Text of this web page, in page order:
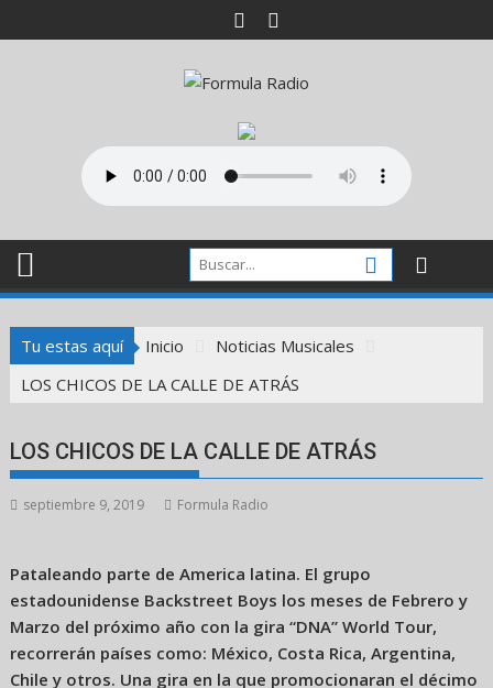
al
Tu estas aquí Inicio
Noticias Musicales
LOS CHICOS DE LA CALLE DE ATRÁS
LOS CHICOS DE LA CALLE DE ATRÁS
septiembre 9, 2019 Formula Radio
Pataleando parte de America latina. El grupo
estadounidense Backstreet Boys los meses de Febrero y
Marzo del próximo año con la gira “DNA” World Tour,
recorrerán países como: México, Costa Rica, Argentina,
Chile y otros. Una gira en la que promocionaran el décimo